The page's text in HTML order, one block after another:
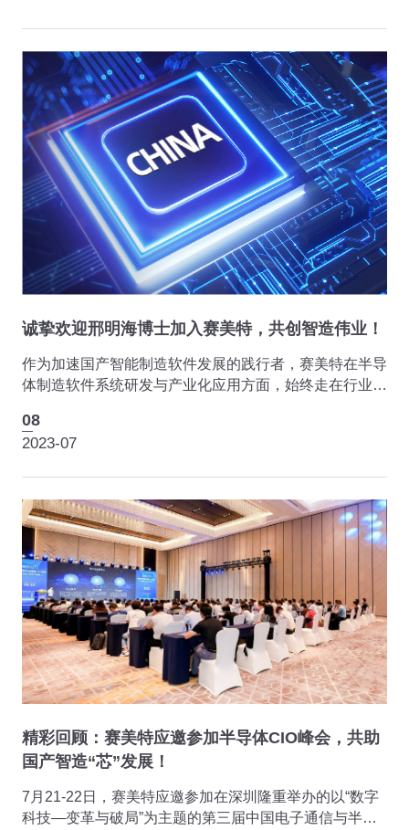
诚挚欢迎邢明海博士加入赛美特，共创智造伟业！
作为加速国产智能制造软件发展的践行者，赛美特在半导
体制造软件系统研发与产业化应用方面，始终走在行业的
家的认同。
08
2023-07
精彩回顾：赛美特应邀参加半导体CIO峰会，共助
国产智造“芯”发展！
7月21-22日，赛美特应邀参加在深圳隆重举办的以“数字
科技—变革与破局”为主题的第三届中国电子通信与半导